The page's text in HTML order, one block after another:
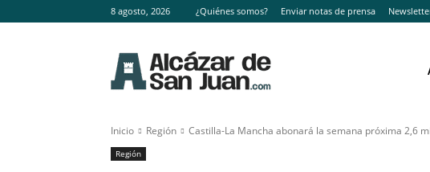
8 agosto, 2026 ¿Quiénes somos? Enviar notas de prensa
Inicio Región Castilla-La Mancha abonará la semana próxima 2,6
Región